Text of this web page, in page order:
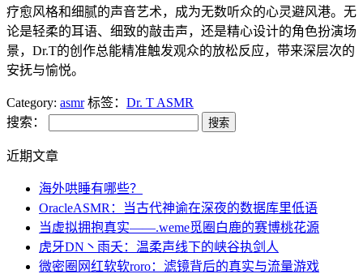
疗愈风格和细腻的声音艺术，成为无数听众的心灵避风港。无
论是轻柔的耳语、细致的敲击声，还是精心设计的角色扮演场
景，Dr.T的创作总能精准触发观众的放松反应，带来深层次的
安抚与愉悦。
Category: asmr 标签： Dr. T ASMR
搜索：
近期文章
海外哄睡有哪些？
OracleASMR：当古代神谕在深夜的数据库里低语
当虚拟拥抱真实——.weme觅圈白鹿的赛博桃花源
虎牙DN丶雨夭：温柔声线下的峡谷执剑人
微密圈网红软软roro：滤镜背后的真实与流量游戏